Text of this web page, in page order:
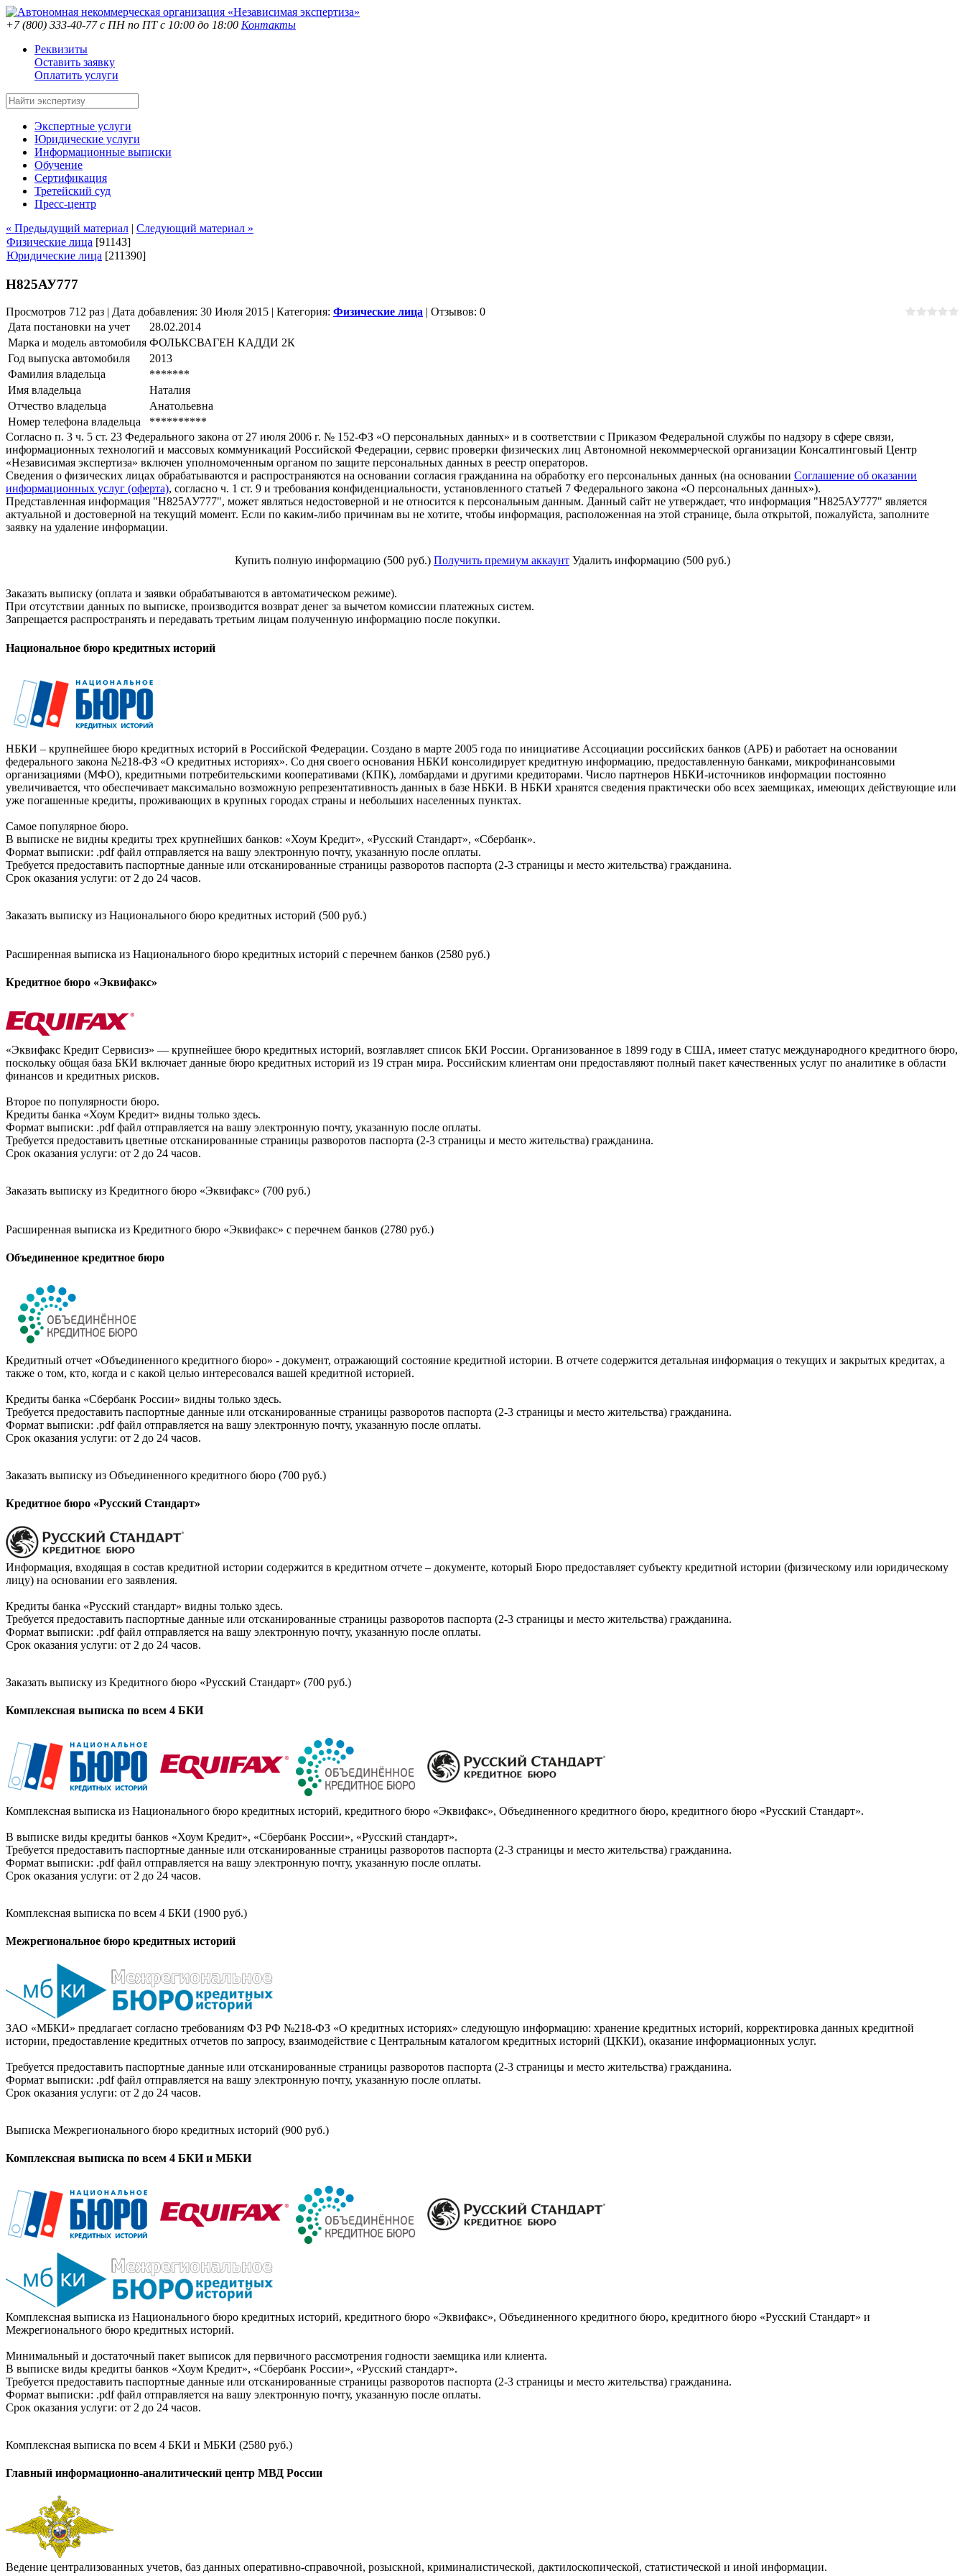
+7 (800) 333-40-77с ПН по ПТ с 10:00 до 18:00 Контакты
Реквизиты
Оставить заявку
Оплатить услуги
Экспертные услуги
Юридические услуги
Информационные выписки
Обучение
Сертификация
Третейский суд
Пресс-центр
« Предыдущий материал | Следующий материал »
Физические лица [91143]
Юридические лица [211390]
Н825АУ777
Просмотров 712 раз | Дата добавления: 30 Июля 2015 | Категория: Физические лица | Отзывов: 0
Дата постановки на учет
28.02.2014
Марка и модель автомобиля ФОЛЬКСВАГЕН КАДДИ 2К
Год выпуска автомобиля
2013
Фамилия владельца
*******
Имя владельца
Наталия
Отчество владельца
Анатольевна
Номер телефона владельца
**********
Согласно п. 3 ч. 5 ст. 23 Федерального закона от 27 июля 2006 г. № 152-ФЗ «О персональных данных» и в соответствии с Приказом Федеральной службы по надзору в сфере связи,
информационных технологий и массовых коммуникаций Российской Федерации, сервис проверки физических лиц Автономной некоммерческой организации Консалтинговый Центр
«Независимая экспертиза» включен уполномоченным органом по защите персональных данных в реестр операторов.
Сведения о физических лицах обрабатываются и распространяются на основании согласия гражданина на обработку его персональных данных (на основании Соглашение об оказании
информационных услуг (оферта), согласно ч. 1 ст. 9 и требования конфиденциальности, установленного статьей 7 Федерального закона «О персональных данных»).
Представленная информация "Н825АУ777", может являться недостоверной и не относится к персональным данным. Данный сайт не утверждает, что информация "Н825АУ777" является
актуальной и достоверной на текущий момент. Если по каким-либо причинам вы не хотите, чтобы информация, расположенная на этой странице, была открытой, пожалуйста, заполните
заявку на удаление информации.
Купить полную информацию (500 руб.) Получить премиум аккаунт Удалить информацию (500 руб.)
Заказать выписку (оплата и заявки обрабатываются в автоматическом режиме).
При отсутствии данных по выписке, производится возврат денег за вычетом комиссии платежных систем.
Запрещается распространять и передавать третьим лицам полученную информацию после покупки.
Национальное бюро кредитных историй
НБКИ – крупнейшее бюро кредитных историй в Российской Федерации. Создано в марте 2005 года по инициативе Ассоциации российских банков (АРБ) и работает на основании
федерального закона №218-ФЗ «О кредитных историях». Со дня своего основания НБКИ консолидирует кредитную информацию, предоставленную банками, микрофинансовыми
организациями (МФО), кредитными потребительскими кооперативами (КПК), ломбардами и другими кредиторами. Число партнеров НБКИ-источников информации постоянно
увеличивается, что обеспечивает максимально возможную репрезентативность данных в базе НБКИ. В НБКИ хранятся сведения практически обо всех заемщиках, имеющих действующие или
уже погашенные кредиты, проживающих в крупных городах страны и небольших населенных пунктах.
Самое популярное бюро.
В выписке не видны кредиты трех крупнейших банков: «Хоум Кредит», «Русский Стандарт», «Сбербанк».
Формат выписки: .pdf файл отправляется на вашу электронную почту, указанную после оплаты.
Требуется предоставить паспортные данные или отсканированные страницы разворотов паспорта (2-3 страницы и место жительства) гражданина.
Срок оказания услуги: от 2 до 24 часов.
Заказать выписку из Национального бюро кредитных историй (500 руб.)
Расширенная выписка из Национального бюро кредитных историй с перечнем банков (2580 руб.)
Кредитное бюро «Эквифакс»
«Эквифакс Кредит Сервисиз» — крупнейшее бюро кредитных историй, возглавляет список БКИ России. Организованное в 1899 году в США, имеет статус международного кредитного бюро,
поскольку общая база БКИ включает данные бюро кредитных историй из 19 стран мира. Российским клиентам они предоставляют полный пакет качественных услуг по аналитике в области
финансов и кредитных рисков.
Второе по популярности бюро.
Кредиты банка «Хоум Кредит» видны только здесь.
Формат выписки: .pdf файл отправляется на вашу электронную почту, указанную после оплаты.
Требуется предоставить цветные отсканированные страницы разворотов паспорта (2-3 страницы и место жительства) гражданина.
Срок оказания услуги: от 2 до 24 часов.
Заказать выписку из Кредитного бюро «Эквифакс» (700 руб.)
Расширенная выписка из Кредитного бюро «Эквифакс» с перечнем банков (2780 руб.)
Объединенное кредитное бюро
Кредитный отчет «Объединенного кредитного бюро» - документ, отражающий состояние кредитной истории. В отчете содержится детальная информация о текущих и закрытых кредитах, а
также о том, кто, когда и с какой целью интересовался вашей кредитной историей.
Кредиты банка «Сбербанк России» видны только здесь.
Требуется предоставить паспортные данные или отсканированные страницы разворотов паспорта (2-3 страницы и место жительства) гражданина.
Формат выписки: .pdf файл отправляется на вашу электронную почту, указанную после оплаты.
Срок оказания услуги: от 2 до 24 часов.
Заказать выписку из Объединенного кредитного бюро (700 руб.)
Кредитное бюро «Русский Стандарт»
Информация, входящая в состав кредитной истории содержится в кредитном отчете – документе, который Бюро предоставляет субъекту кредитной истории (физическому или юридическому
лицу) на основании его заявления.
Кредиты банка «Русский стандарт» видны только здесь.
Требуется предоставить паспортные данные или отсканированные страницы разворотов паспорта (2-3 страницы и место жительства) гражданина.
Формат выписки: .pdf файл отправляется на вашу электронную почту, указанную после оплаты.
Срок оказания услуги: от 2 до 24 часов.
Заказать выписку из Кредитного бюро «Русский Стандарт» (700 руб.)
Комплексная выписка по всем 4 БКИ
Комплексная выписка из Национального бюро кредитных историй, кредитного бюро «Эквифакс», Объединенного кредитного бюро, кредитного бюро «Русский Стандарт».
В выписке виды кредиты банков «Хоум Кредит», «Сбербанк России», «Русский стандарт».
Требуется предоставить паспортные данные или отсканированные страницы разворотов паспорта (2-3 страницы и место жительства) гражданина.
Формат выписки: .pdf файл отправляется на вашу электронную почту, указанную после оплаты.
Срок оказания услуги: от 2 до 24 часов.
Комплексная выписка по всем 4 БКИ (1900 руб.)
Межрегиональное бюро кредитных историй
ЗАО «МБКИ» предлагает согласно требованиям ФЗ РФ №218-ФЗ «О кредитных историях» следующую информацию: хранение кредитных историй, корректировка данных кредитной
истории, предоставление кредитных отчетов по запросу, взаимодействие с Центральным каталогом кредитных историй (ЦККИ), оказание информационных услуг.
Требуется предоставить паспортные данные или отсканированные страницы разворотов паспорта (2-3 страницы и место жительства) гражданина.
Формат выписки: .pdf файл отправляется на вашу электронную почту, указанную после оплаты.
Срок оказания услуги: от 2 до 24 часов.
Выписка Межрегионального бюро кредитных историй (900 руб.)
Комплексная выписка по всем 4 БКИ и МБКИ
Комплексная выписка из Национального бюро кредитных историй, кредитного бюро «Эквифакс», Объединенного кредитного бюро, кредитного бюро «Русский Стандарт» и
Межрегионального бюро кредитных историй.
Минимальный и достаточный пакет выписок для первичного рассмотрения годности заемщика или клиента.
В выписке виды кредиты банков «Хоум Кредит», «Сбербанк России», «Русский стандарт».
Требуется предоставить паспортные данные или отсканированные страницы разворотов паспорта (2-3 страницы и место жительства) гражданина.
Формат выписки: .pdf файл отправляется на вашу электронную почту, указанную после оплаты.
Срок оказания услуги: от 2 до 24 часов.
Комплексная выписка по всем 4 БКИ и МБКИ (2580 руб.)
Главный информационно-аналитический центр МВД России
Ведение централизованных учетов, баз данных оперативно-справочной, розыскной, криминалистической, дактилоскопической, статистической и иной информации.